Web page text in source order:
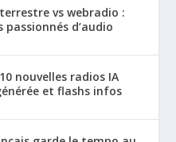
vs webradio :
passionnés d’audio
nouvelles radios IA
et flashs infos